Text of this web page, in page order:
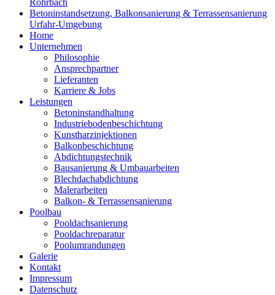
Rohrbach
Betoninstandsetzung, Balkonsanierung & Terrassensanierung
Urfahr-Umgebung
Home
Unternehmen
Philosophie
Ansprechpartner
Lieferanten
Karriere & Jobs
Leistungen
Betoninstandhaltung
Industriebodenbeschichtung
Kunstharzinjektionen
Balkonbeschichtung
Abdichtungstechnik
Bausanierung & Umbauarbeiten
Blechdachabdichtung
Malerarbeiten
Balkon- & Terrassensanierung
Poolbau
Pooldachsanierung
Pooldachreparatur
Poolumrandungen
Galerie
Kontakt
Impressum
Datenschutz